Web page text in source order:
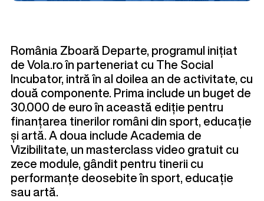
România Zboară Departe, programul inițiat
de Vola.ro în parteneriat cu The Social
Incubator, intră în al doilea an de activitate, cu
două componente. Prima include un buget de
30.000 de euro în această ediție pentru
finanțarea tinerilor români din sport, educație
și artă. A doua include Academia de
Vizibilitate, un masterclass video gratuit cu
zece module, gândit pentru tinerii cu
performanțe deosebite în sport, educație
sau artă.